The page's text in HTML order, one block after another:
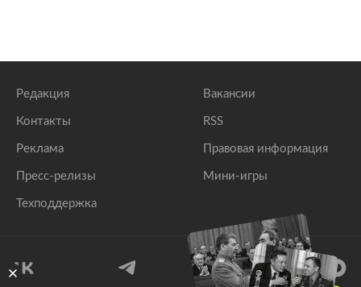
Редакция
Контакты
Реклама
Пресс-релизы
Техподдержка
Вакансии
RSS
Правовая информация
Мини-игры